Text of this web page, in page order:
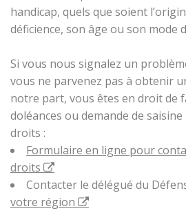
handicap, quels que soient
déficience, son âge ou son mode
Si vous nous signalez un
vous ne parvenez pas à obtenir
notre part, vous êtes en droit de
doléances ou demande de
droits :
Formulaire en ligne pour
droits
Contacter le délégué du
votre région